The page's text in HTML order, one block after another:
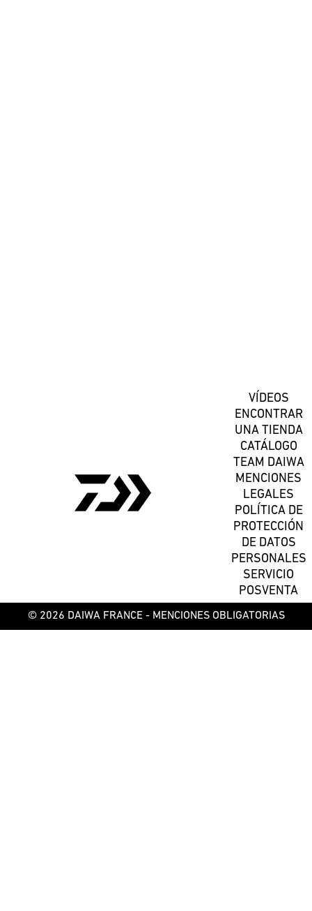
VÍDEOS
ENCONTRAR
UNA TIENDA
CATÁLOGO
TEAM DAIWA
MENCIONES
LEGALES
POLÍTICA DE
PROTECCIÓN
DE DATOS
PERSONALES
SERVICIO
POSVENTA
© 2026 DAIWA FRANCE - MENCIONES OBLIGATORIAS